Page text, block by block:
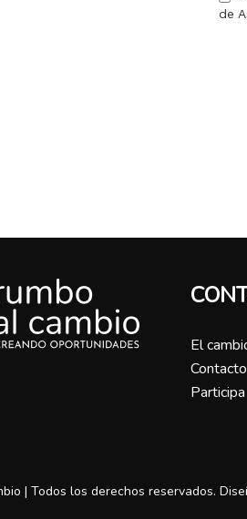
de
El
Contacto
Participa
| Todos los derechos reservados.